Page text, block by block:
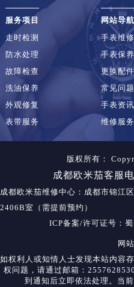
服务项目
走时检测
防水处理
故障检查
洗油保养
外观修复
表带服务
网站导航
手表维
手表保养
更换配件
常见问题
手表资讯
维修服
版权所有：
成都欧米茄客服
成都欧米茄维修中心 ：成都市锦江
2406B室（需提前预约）
ICP备案/许可证号：
网
如权利人或知情人士发现本站内容
权问题，请通过邮箱：
到通知后立即依法处理。当